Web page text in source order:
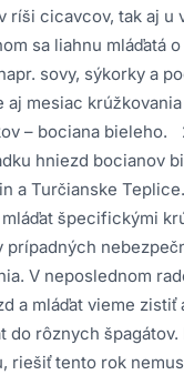
ríši cicavcov, tak aj u
sa liahnu mláďatá
sovy, sýkorky a
aj mesiac
– bociana bieleho.
hniezd bocianov
a Turčianske
špecifickými
prípadných
V neposlednom
a mláďat vieme zistiť
do rôznych
riešiť tento rok